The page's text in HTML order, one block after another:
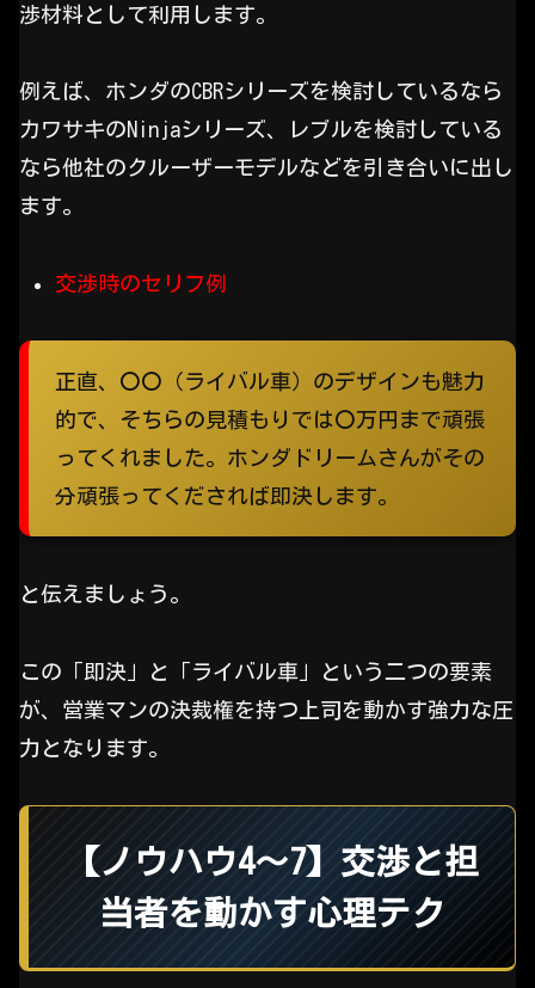
渉材料として利用します。
例えば、ホンダのCBRシリーズを検討しているなら
カワサキのNinjaシリーズ、レブルを検討している
なら他社のクルーザーモデルなどを引き合いに出し
ます。
交渉時のセリフ例
正直、〇〇（ライバル車）のデザインも魅力
的で、そちらの見積もりでは〇万円まで頑張
ってくれました。ホンダドリームさんがその
分頑張ってくだされば即決します。
と伝えましょう。
この「即決」と「ライバル車」という二つの要素
が、営業マンの決裁権を持つ上司を動かす強力な圧
力となります。
【ノウハウ4〜7】交渉と担
当者を動かす心理テク